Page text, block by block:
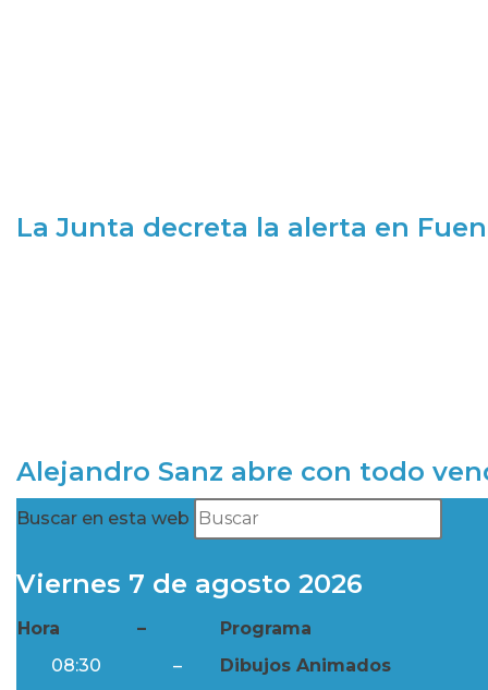
La Junta decreta la alerta en
Alejandro Sanz abre con todo
Buscar en esta web
Viernes 7 de agosto 2026
Hora –
Programa
08:30
–
Dibujos Animados